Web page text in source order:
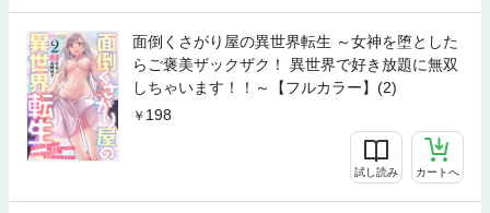
面倒くさがり屋の異世界転生 ～女神を堕とした
らご褒美ザックザク！ 異世界で好き放題に無双
しちゃいます！！～【フルカラー】(2)
198
試し読み カートへ